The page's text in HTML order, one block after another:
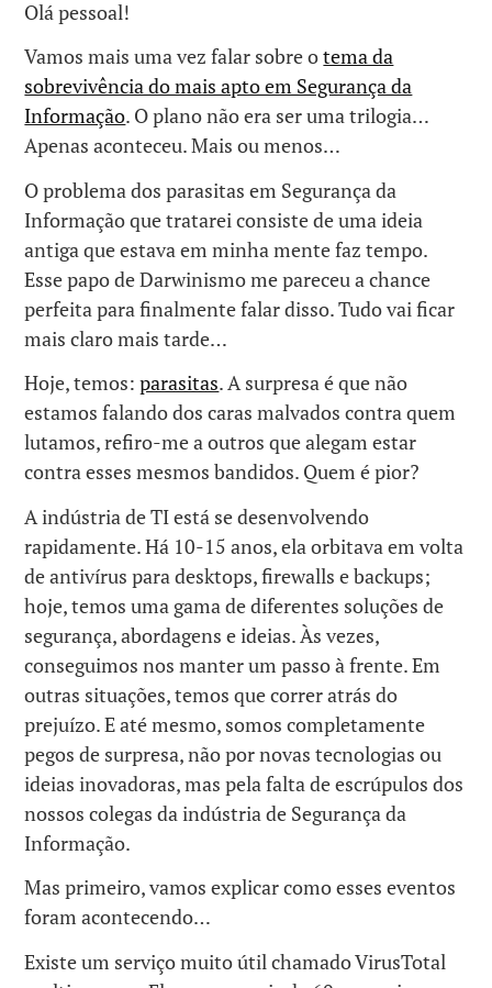
Olá pessoal!
Vamos mais uma vez falar sobre otema da
sobrevivência do mais apto em Segurança da
Informação. O plano não era ser uma trilogia…
Apenas aconteceu. Mais ou menos…
O problema dos parasitas em Segurança da
Informação que tratarei consiste de uma ideia
antiga que estava em minha mente faz tempo.
Esse papo de Darwinismo me pareceu a chance
perfeita para finalmente falar disso. Tudo vai ficar
mais claro mais tarde…
Hoje, temos:parasitas. A surpresa é que não
estamos falando dos caras malvados contra quem
lutamos, refiro-me a outros que alegam estar
contra esses mesmos bandidos. Quem é pior?
A indústria de TI está se desenvolvendo
rapidamente. Há 10-15 anos, ela orbitava em volta
de antivírus para desktops, firewalls e backups;
hoje, temos uma gama de diferentes soluções de
segurança, abordagens e ideias. Às vezes,
conseguimos nos manter um passo à frente. Em
outras situações, temos que correr atrás do
prejuízo. E até mesmo, somos completamente
pegos de surpresa, não por novas tecnologias ou
ideias inovadoras, mas pela falta de escrúpulos dos
nossos colegas da indústria de Segurança da
Informação.
Mas primeiro, vamos explicar como esses eventos
foram acontecendo…
Existe um serviço muito útil chamado VirusTotal